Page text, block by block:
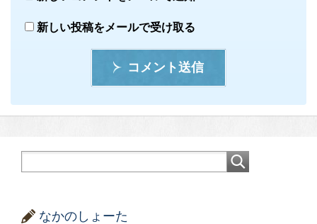
新しい投稿をメールで受け取る
コメント送信
なかのしょーた